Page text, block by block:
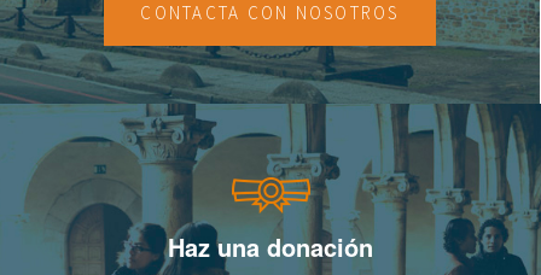
CONTACTA CON NOSOTROS
Haz una donación